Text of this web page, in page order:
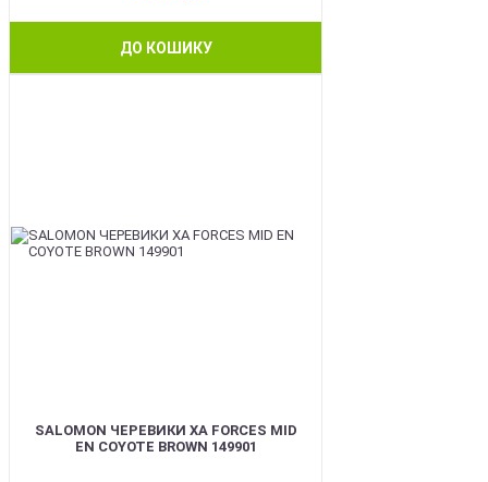
ДО КОШИКУ
SALOMON ЧЕРЕВИКИ XA FORCES MID
EN COYOTE BROWN 149901